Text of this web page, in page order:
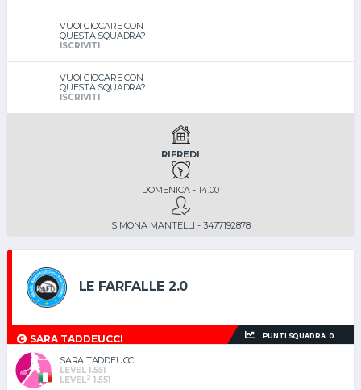
VUOI GIOCARE CON
QUESTA SQUADRA?
ISCRIVITI
VUOI GIOCARE CON
QUESTA SQUADRA?
ISCRIVITI
RIFREDI
DOMENICA - 14.00
SIMONA MANTELLI - 3477192878
LE FARFALLE 2.0
SARA TADDEUCCI PUNTI SQUADRA: 0
SARA TADDEUCCI
LEVEL 1.551
LEVEL2 1.551